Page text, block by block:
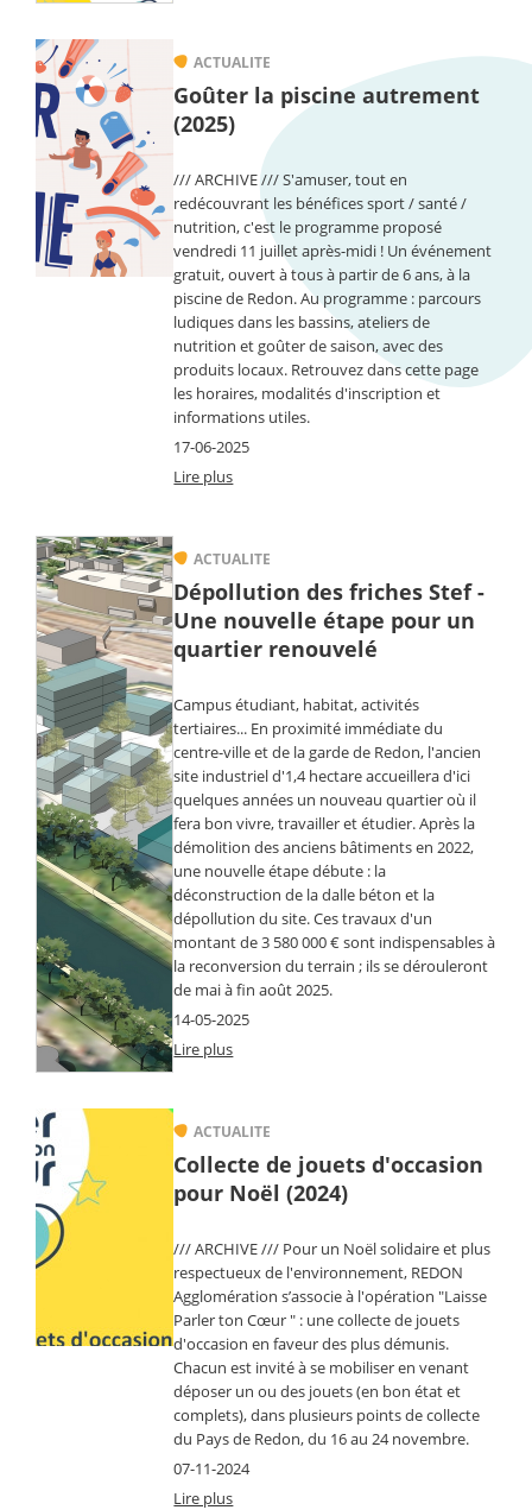
Image
ACTUALITE
Goûter la piscine autrement
(2025)
/// ARCHIVE /// S'amuser, tout en
redécouvrant les bénéfices sport / santé /
nutrition, c'est le programme proposé
vendredi 11 juillet après-midi ! Un événement
gratuit, ouvert à tous à partir de 6 ans, à la
piscine de Redon. Au programme : parcours
ludiques dans les bassins, ateliers de
nutrition et goûter de saison, avec des
produits locaux. Retrouvez dans cette page
les horaires, modalités d'inscription et
informations utiles.
17-06-2025
Lire plus
ACTUALITE
Dépollution des friches Stef -
Une nouvelle étape pour un
quartier renouvelé
Campus étudiant, habitat, activités
tertiaires... En proximité immédiate du
centre-ville et de la garde de Redon, l'ancien
site industriel d'1,4 hectare accueillera d'ici
quelques années un nouveau quartier où il
fera bon vivre, travailler et étudier. Après la
démolition des anciens bâtiments en 2022,
une nouvelle étape débute : la
déconstruction de la dalle béton et la
dépollution du site. Ces travaux d'un
montant de 3 580 000 € sont indispensables à
la reconversion du terrain ; ils se dérouleront
de mai à fin août 2025.
14-05-2025
Lire plus
Image
ACTUALITE
Collecte de jouets d'occasion
pour Noël (2024)
/// ARCHIVE /// Pour un Noël solidaire et plus
respectueux de l'environnement, REDON
Agglomération s’associe à l'opération "Laisse
Parler ton Cœur " : une collecte de jouets
d'occasion en faveur des plus démunis.
Chacun est invité à se mobiliser en venant
déposer un ou des jouets (en bon état et
complets), dans plusieurs points de collecte
du Pays de Redon, du 16 au 24 novembre.
07-11-2024
Lire plus